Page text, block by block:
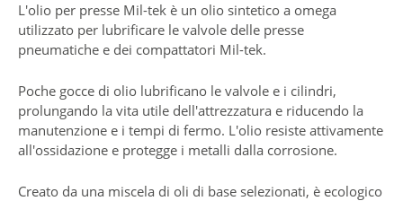
L'olio per presse Mil-tek è un olio sintetico a omega
utilizzato per lubrificare le valvole delle presse
pneumatiche e dei compattatori Mil-tek.
Poche gocce di olio lubrificano le valvole e i cilindri,
prolungando la vita utile dell'attrezzatura e riducendo la
manutenzione e i tempi di fermo. L'olio resiste attivamente
all'ossidazione e protegge i metalli dalla corrosione.
Creato da una miscela di oli di base selezionati, è ecologico